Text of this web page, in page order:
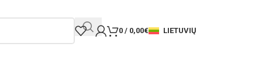
0 / 0,00€ LIETUVIŲ